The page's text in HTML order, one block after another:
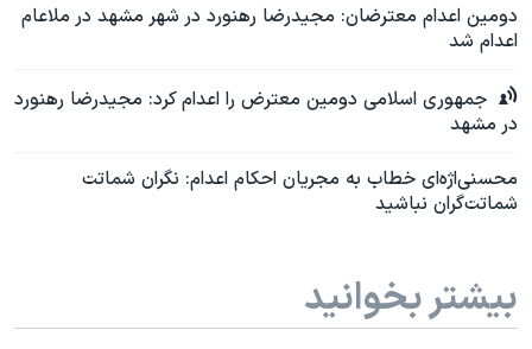
دومین اعدام معترضان: مجیدرضا رهنورد در شهر مشهد در ملاعام
اعدام شد
جمهوری اسلامی دومین معترض را اعدام کرد: مجیدرضا رهنورد
در مشهد
محسنی‌اژه‌ای خطاب به مجریان احکام اعدام: نگران شماتت
شماتت‌گران نباشید
بیشتر بخوانید